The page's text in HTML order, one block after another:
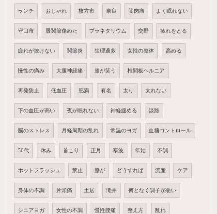
ランチ おしゃれ 枚方市 奈良 筋肉痛 よく眠れない
守口市 股関節傷めた プラネタリウム 交野 疲れをとる
疲れが抜けない 関節炎 生理過多 女性の整体 高める
慢性の痛み 大腿神経痛 膝が笑う 椎間板ヘルニア
再発防止 低血圧 肥満 有名 太り 太れない
下の血圧が高い 夜が眠れない 神経緩める 淡路
脳のストレス 月経周期の乱れ 常温のヨガ 血糖コントロール
50代 休み 首こり 正月 寒波 年始 不調
ホットフラッシュ 禁止 膝が どうすれば 流産 ケア
身体の不調 片頭痛 土居 滝井 何となく調子が悪い
シニアヨガ 女性の不調 慢性腰痛 整え方 乱れ